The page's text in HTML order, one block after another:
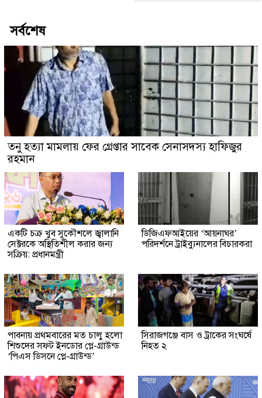
সর্বশেষ
তনু হত্যা মামলায় ফের গ্রেপ্তার সাবেক সেনাসদস্য হাফিজুর
রহমান
একটি চক্র খুব সুকৌশলে জ্বালানি
সেক্টরকে অস্থিতিশীল করার জন্য
সক্রিয়: প্রধানমন্ত্রী
ডিজিএফআইয়ের ‘আয়নাঘর’
পরিদর্শনে ট্রাইব্যুনালের বিচারকরা
পাবনায় প্রথমবারের মত চালু হলো
শিশুদের সফট ইনডোর প্লে-গ্রাউন্ড
‘পিএস ডিসনে প্লে-গ্রাউন্ড’
সিরাজগঞ্জে বাস ও ট্রাকের সংঘর্ষে
নিহত ২